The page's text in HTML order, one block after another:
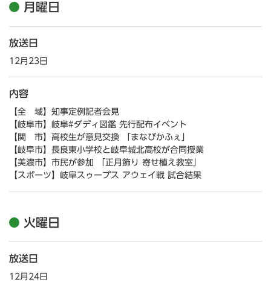
月曜日
放送日
12月23日
内容
【全 域】知事定例記者会見
【岐阜市】岐阜#ダディ図鑑 先行配布イベント
【関 市】高校生が意見交換 「まなびかふぇ」
【岐阜市】長良東小学校と岐阜城北高校が合同授業
【美濃市】市民が参加 「正月飾り 寄せ植え教室」
【スポーツ】岐阜スゥープス アウェイ戦 試合結果
火曜日
放送日
12月24日